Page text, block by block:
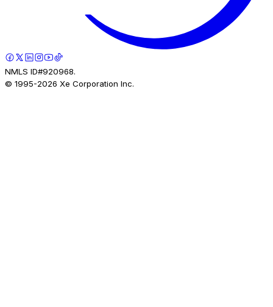
NMLS ID#920968.
© 1995-2026 Xe Corporation Inc.